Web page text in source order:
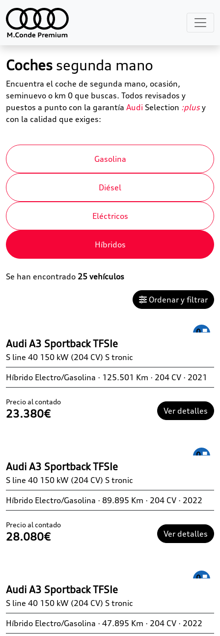
Coches segunda mano
Encuentra el coche de segunda mano, ocasión,
seminuevo o km 0 que buscas. Todos revisados y
puestos a punto con la garantía Audi Selection :plusy
con la calidad que exiges:
Gasolina
Diésel
Eléctricos
Híbridos
Se han encontrado 25 vehículos
Ordenar y filtrar
Audi A3 Sportback TFSIe
S line 40 150 kW (204 CV) S tronic
Híbrido Electro/Gasolina · 125.501 Km · 204 CV · 2021
Precio al contado
23.380€ Ver detalles
Audi A3 Sportback TFSIe
S line 40 150 kW (204 CV) S tronic
Híbrido Electro/Gasolina · 89.895 Km · 204 CV · 2022
Precio al contado
28.080€ Ver detalles
Audi A3 Sportback TFSIe
S line 40 150 kW (204 CV) S tronic
Híbrido Electro/Gasolina · 47.895 Km · 204 CV · 2022